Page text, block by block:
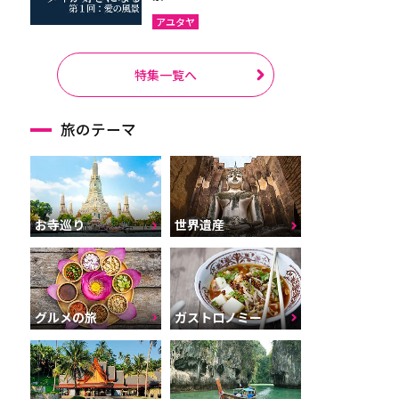
アユタヤ
特集一覧へ
旅のテーマ
お寺巡り 世界遺産
グルメの旅 ガストロノミー